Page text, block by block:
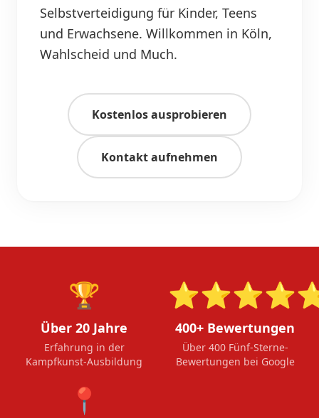
Selbstverteidigung für Kinder, Teens
und Erwachsene. Willkommen in Köln,
Wahlscheid und Much.
Kostenlos ausprobieren
Kontakt aufnehmen
🏆
Über 20 Jahre
Erfahrung in der
Kampfkunst-Ausbildung
400+ Bewertungen
Über 400 Fünf-Sterne-
Bewertungen bei Google
📍